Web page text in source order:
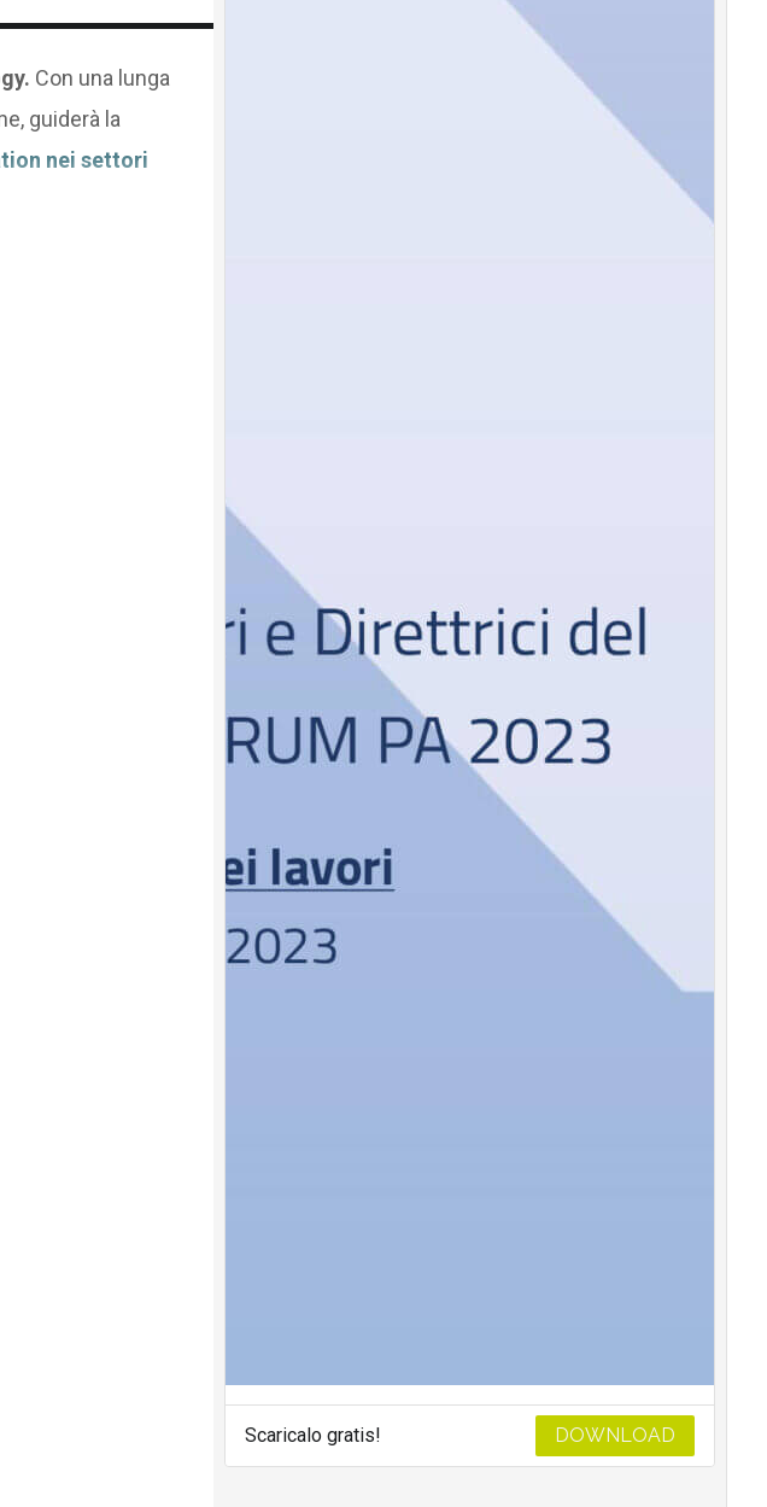
Con una lunga
guiderà la
nei settori
Scaricalo gratis! DOWNLOAD